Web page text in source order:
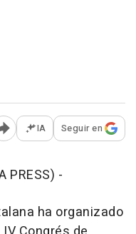
Abrir opciones para
IA Seguir en
PRESS) -
ha organizado